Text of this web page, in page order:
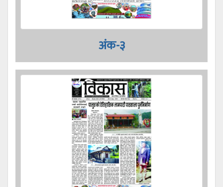
अंक-३